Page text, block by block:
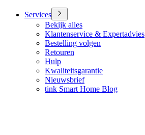
Services
Bekijk alles
Klantenservice & Expertadvies
Bestelling volgen
Retouren
Hulp
Kwaliteitsgarantie
Nieuwsbrief
tink Smart Home Blog